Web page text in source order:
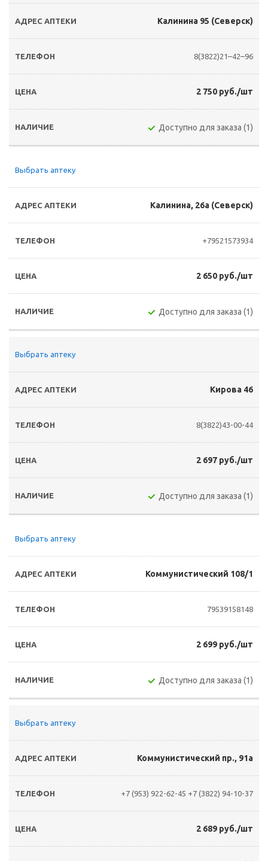
Калинина 95 (Северск)
8(3822)21–42–96
2 750 руб./шт
Доступно для заказа (1)
Выбрать аптеку
Калинина, 26а (Северск)
+79521573934
2 650 руб./шт
Доступно для заказа (1)
Выбрать аптеку
Кирова 46
8(3822)43-00-44
2 697 руб./шт
Доступно для заказа (1)
Выбрать аптеку
Коммунистический 108/1
79539158148
2 699 руб./шт
Доступно для заказа (1)
Выбрать аптеку
Коммунистический пр., 91а
+7 (953) 922-62-45 +7 (3822) 94-10-37
2 689 руб./шт